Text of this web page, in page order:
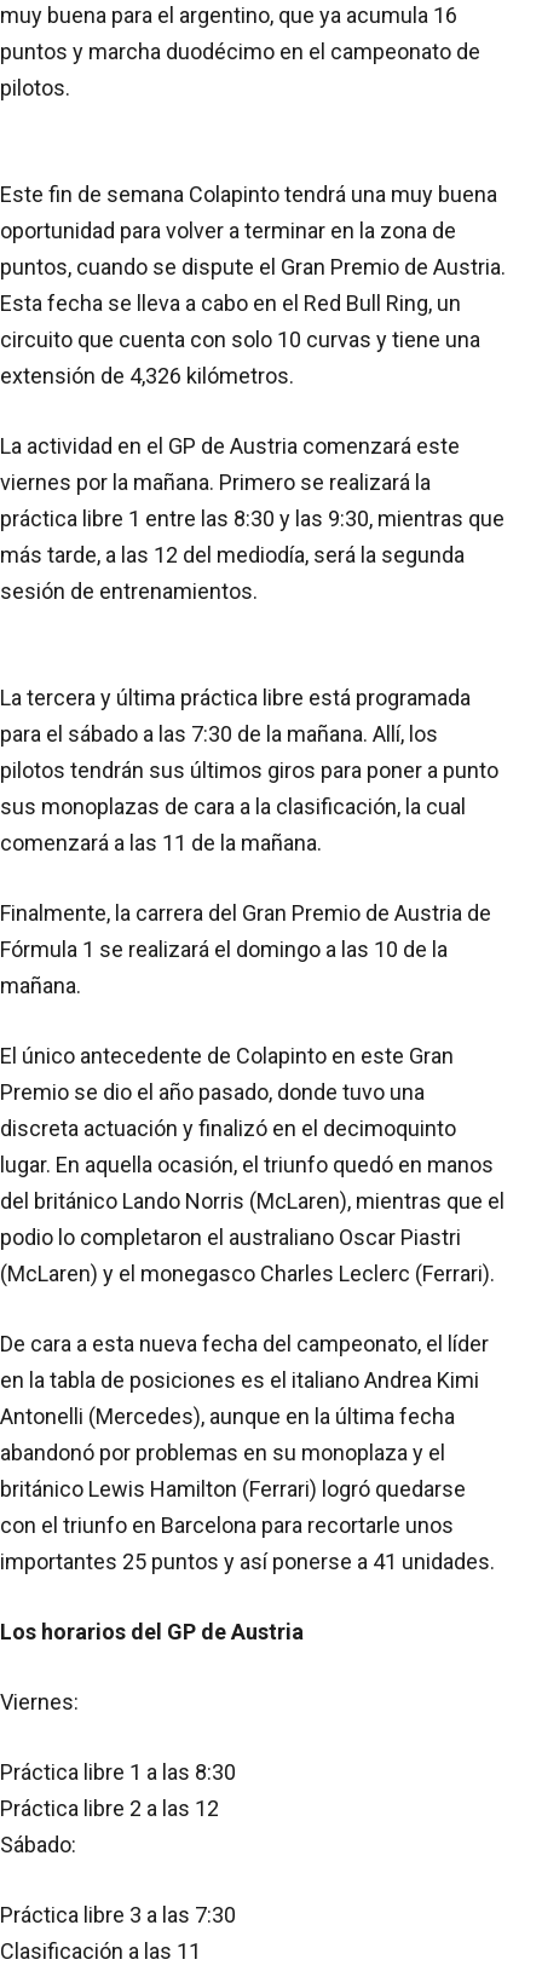
muy buena para el argentino, que ya acumula 16
puntos y marcha duodécimo en el campeonato de
pilotos.
Este fin de semana Colapinto tendrá una muy buena
oportunidad para volver a terminar en la zona de
puntos, cuando se dispute el Gran Premio de Austria.
Esta fecha se lleva a cabo en el Red Bull Ring, un
circuito que cuenta con solo 10 curvas y tiene una
extensión de 4,326 kilómetros.
La actividad en el GP de Austria comenzará este
viernes por la mañana. Primero se realizará la
práctica libre 1 entre las 8:30 y las 9:30, mientras que
más tarde, a las 12 del mediodía, será la segunda
sesión de entrenamientos.
La tercera y última práctica libre está programada
para el sábado a las 7:30 de la mañana. Allí, los
pilotos tendrán sus últimos giros para poner a punto
sus monoplazas de cara a la clasificación, la cual
comenzará a las 11 de la mañana.
Finalmente, la carrera del Gran Premio de Austria de
Fórmula 1 se realizará el domingo a las 10 de la
mañana.
El único antecedente de Colapinto en este Gran
Premio se dio el año pasado, donde tuvo una
discreta actuación y finalizó en el decimoquinto
lugar. En aquella ocasión, el triunfo quedó en manos
del británico Lando Norris (McLaren), mientras que el
podio lo completaron el australiano Oscar Piastri
(McLaren) y el monegasco Charles Leclerc (Ferrari).
De cara a esta nueva fecha del campeonato, el líder
en la tabla de posiciones es el italiano Andrea Kimi
Antonelli (Mercedes), aunque en la última fecha
abandonó por problemas en su monoplaza y el
británico Lewis Hamilton (Ferrari) logró quedarse
con el triunfo en Barcelona para recortarle unos
importantes 25 puntos y así ponerse a 41 unidades.
Los horarios del GP de Austria
Viernes:
Práctica libre 1 a las 8:30
Práctica libre 2 a las 12
Sábado:
Práctica libre 3 a las 7:30
Clasificación a las 11